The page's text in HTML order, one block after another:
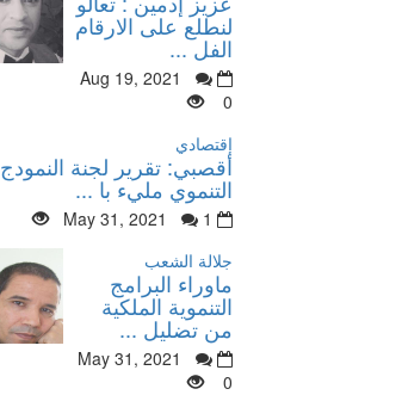
لنطلع على الارقام
الفل ...
Aug 19, 2021
0
إقتصادي
أقصبي: تقرير لجنة النمودج
التنموي مليء با ...
May 31, 2021
1
جلالة الشعب
ماوراء البرامج
التنموية الملكية
من تضليل ...
May 31, 2021
0